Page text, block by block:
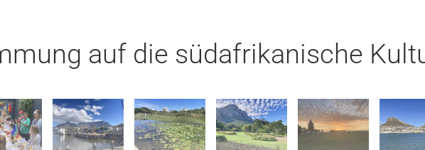
auf die südafrikanische